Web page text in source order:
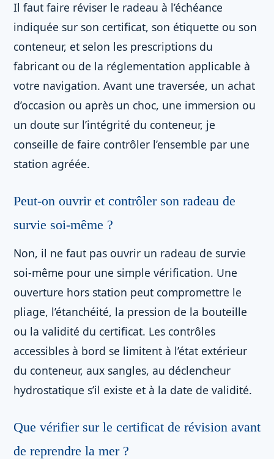
Il faut faire réviser le radeau à l’échéance
indiquée sur son certificat, son étiquette ou son
conteneur, et selon les prescriptions du
fabricant ou de la réglementation applicable à
votre navigation. Avant une traversée, un achat
d’occasion ou après un choc, une immersion ou
un doute sur l’intégrité du conteneur, je
conseille de faire contrôler l’ensemble par une
station agréée.
Peut-on ouvrir et contrôler son radeau de
survie soi-même ?
Non, il ne faut pas ouvrir un radeau de survie
soi-même pour une simple vérification. Une
ouverture hors station peut compromettre le
pliage, l’étanchéité, la pression de la bouteille
ou la validité du certificat. Les contrôles
accessibles à bord se limitent à l’état extérieur
du conteneur, aux sangles, au déclencheur
hydrostatique s’il existe et à la date de validité.
Que vérifier sur le certificat de révision avant
de reprendre la mer ?